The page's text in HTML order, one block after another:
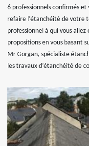
6 professionnels confirmés et
refaire l’étanchéité de votre
professionnel à qui vous
propositions en vous basant
Mr Gorgan, spécialiste
les travaux d’étanchéité de